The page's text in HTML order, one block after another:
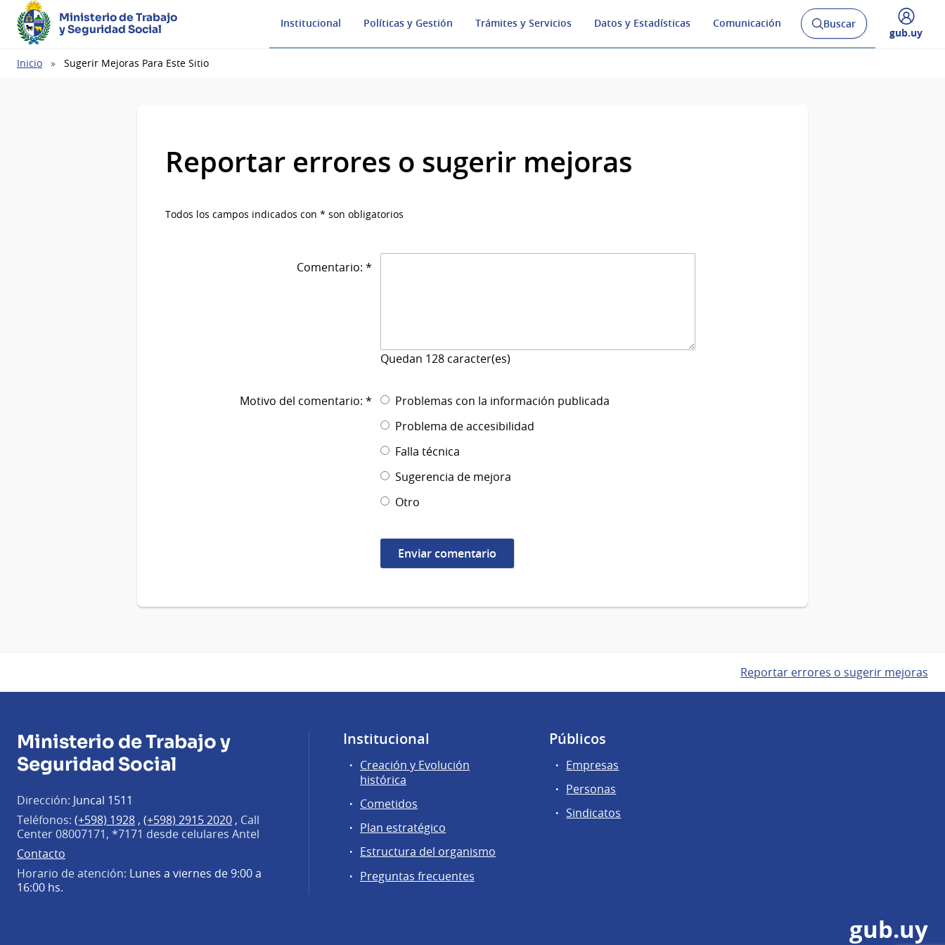
Ministerio de Trabajo
y Seguridad Social
Institucional Políticas y Gestión Trámites y Servicios Datos y Estadísticas Comunicación
Abrir
buscador
Buscar
Desplegar
gub.uy
Ruta
Inicio Sugerir Mejoras Para Este Sitio
Reportar errores o sugerir mejoras
Todos los campos indicados con * son obligatorios
Comentario: *
Quedan 128 caracter(es)
Motivo del comentario: *
Problemas con la información publicada
Problema de accesibilidad
Falla técnica
Sugerencia de mejora
Otro
Reportar errores o sugerir mejoras
Ministerio de Trabajo y
Seguridad Social
Dirección: Juncal 1511
Teléfonos: (+598) 1928 , (+598) 2915 2020 , Call
Center 08007171, *7171 desde celulares Antel
Contacto
Horario de atención: Lunes a viernes de 9:00 a
16:00 hs.
Institucional
Creación y Evolución
histórica
Cometidos
Plan estratégico
Estructura del organismo
Preguntas frecuentes
Públicos
Empresas
Personas
Sindicatos
gub.uy